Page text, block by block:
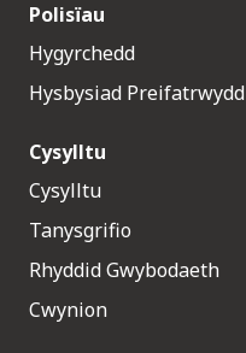
Polisïau
Hygyrchedd
Hysbysiad Preifatrwydd
Cysylltu
Cysylltu
Tanysgrifio
Rhyddid Gwybodaeth
Cwynion